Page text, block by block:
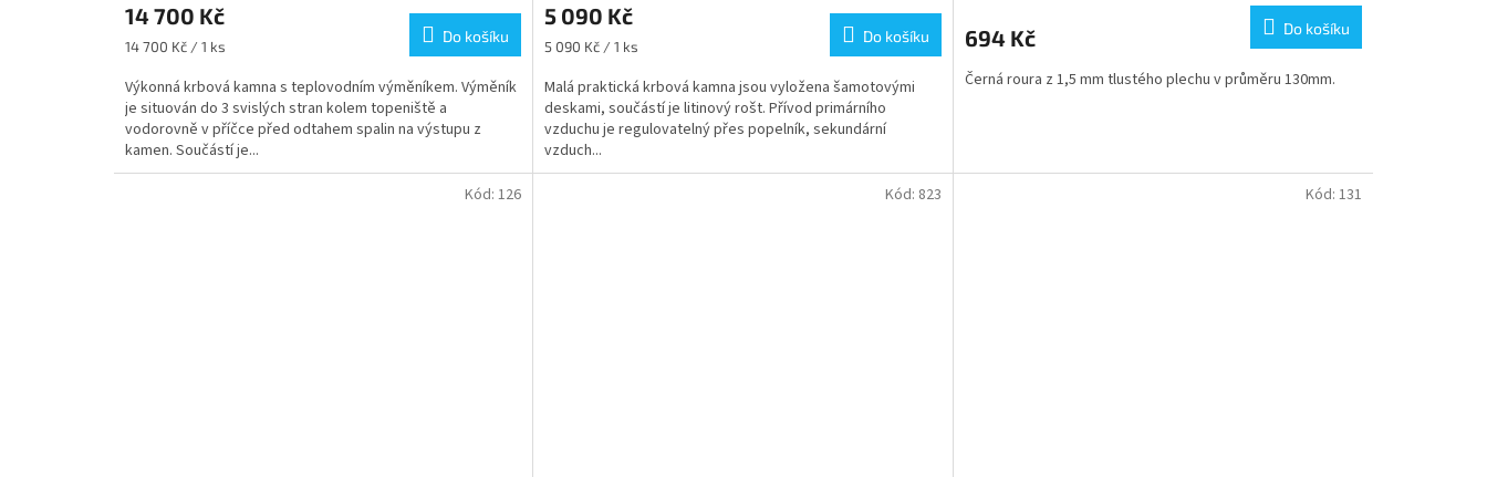
14 700 Kč
Měrná
14 700 Kč / 1 ks
Do košíku
Výkonná krbová kamna s teplovodním výměníkem. Výměník
je situován do 3 svislých stran kolem topeniště a
vodorovně v příčce před odtahem spalin na výstupu z
kamen. Součástí je...
5 090 Kč
Měrná
5 090 Kč / 1 ks
Do košíku
Malá praktická krbová kamna jsou vyložena šamotovými
deskami, součástí je litinový rošt. Přívod primárního
vzduchu je regulovatelný přes popelník, sekundární
vzduch...
694 Kč Do košíku
Černá roura z 1,5 mm tlustého plechu v průměru 130mm.
Kód:126 Kód: 823 Kód: 131